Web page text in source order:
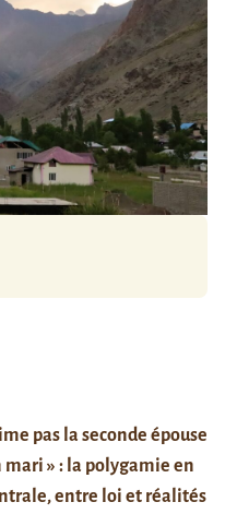
pas la seconde épouse
mari » : la polygamie en
entre loi et réalités